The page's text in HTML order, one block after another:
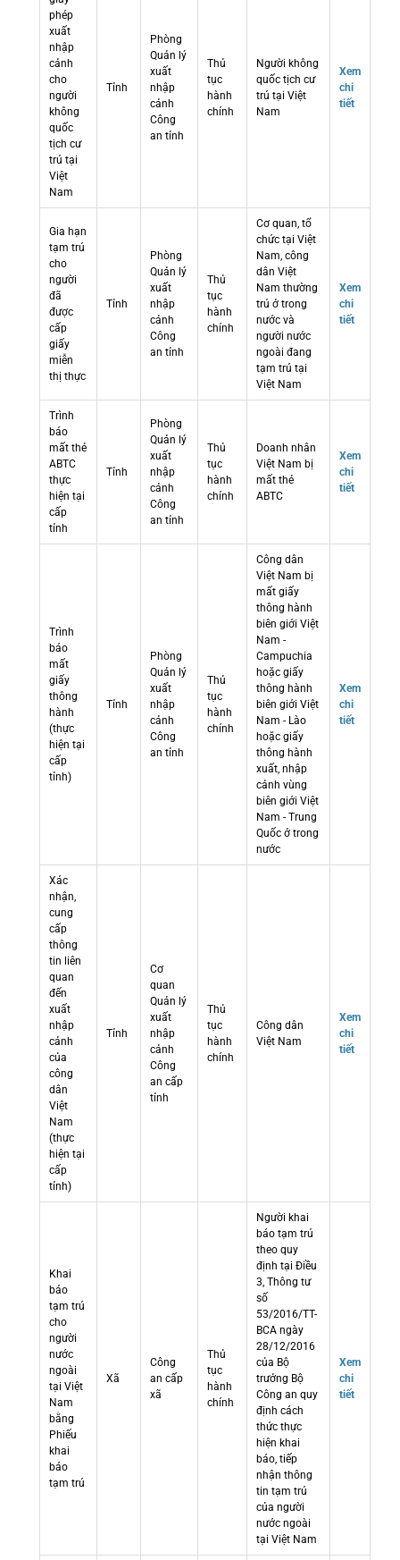
phép
xuất
nhập
cảnh
cho
người
không
quốc
tịch cư
trú tại
Việt
Nam
Tỉnh
Phòng
Quản lý
xuất
nhập
cảnh
Công
an tỉnh
Thủ
tục
hành
chính
Người không
quốc tịch cư
trú tại Việt
Nam
Xem
chi
tiết
Gia hạn
tạm trú
cho
người
đã
được
cấp
giấy
miễn
thị thực
Tỉnh
Phòng
Quản lý
xuất
nhập
cảnh
Công
an tỉnh
Thủ
tục
hành
chính
Cơ quan, tổ
chức tại Việt
Nam, công
dân Việt
Nam thường
trú ở trong
nước và
người nước
ngoài đang
tạm trú tại
Việt Nam
Xem
chi
tiết
Trình
báo
mất thẻ
ABTC
thực
hiện tại
cấp
tỉnh
Tỉnh
Phòng
Quản lý
xuất
nhập
cảnh
Công
an tỉnh
Thủ
tục
hành
chính
Doanh nhân
Việt Nam bị
mất thẻ
ABTC
Xem
chi
tiết
Trình
báo
mất
giấy
thông
hành
(thực
hiện tại
cấp
tỉnh)
Tỉnh
Phòng
Quản lý
xuất
nhập
cảnh
Công
an tỉnh
Thủ
tục
hành
chính
Công dân
Việt Nam bị
mất giấy
thông hành
biên giới Việt
Nam -
Campuchia
hoặc giấy
thông hành
biên giới Việt
Nam - Lào
hoặc giấy
thông hành
xuất, nhập
cảnh vùng
biên giới Việt
Nam - Trung
Quốc ở trong
nước
Xem
chi
tiết
Xác
nhận,
cung
cấp
thông
tin liên
quan
đến
xuất
nhập
cảnh
của
công
dân
Việt
Nam
(thực
hiện tại
cấp
tỉnh)
Tỉnh
Cơ
quan
Quản lý
xuất
nhập
cảnh
Công
an cấp
tỉnh
Thủ
tục
hành
chính
Công dân
Việt Nam
Xem
chi
tiết
Khai
báo
tạm trú
cho
người
nước
ngoài
tại Việt
Nam
bằng
Phiếu
khai
báo
tạm trú
Xã
Công
an cấp
xã
Thủ
tục
hành
chính
Người khai
báo tạm trú
theo quy
định tại Điều
3, Thông tư
số
53/2016/TT-
BCA ngày
28/12/2016
của Bộ
trưởng Bộ
Công an quy
định cách
thức thực
hiện khai
báo, tiếp
nhận thông
tin tạm trú
của người
nước ngoài
tại Việt Nam
Xem
chi
tiết